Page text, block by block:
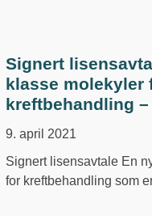
Signert
klasse molekyler
kreftbehandling –
9. april 2021
Signert lisensavtale En
for kreftbehandling som